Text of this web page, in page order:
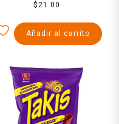
y limón 55 g
$21.00
Añadir al carrito